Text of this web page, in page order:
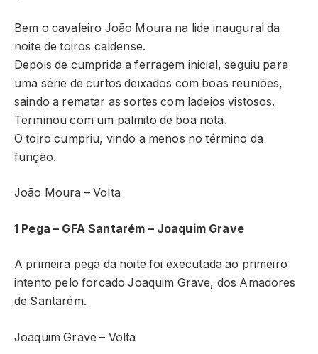
Bem o cavaleiro João Moura na lide inaugural da
noite de toiros caldense.
Depois de cumprida a ferragem inicial, seguiu para
uma série de curtos deixados com boas reuniões,
saindo a rematar as sortes com ladeios vistosos.
Terminou com um palmito de boa nota.
O toiro cumpriu, vindo a menos no término da
função.
João Moura – Volta
1 Pega – GFA Santarém – Joaquim Grave
A primeira pega da noite foi executada ao primeiro
intento pelo forcado Joaquim Grave, dos Amadores
de Santarém.
Joaquim Grave – Volta